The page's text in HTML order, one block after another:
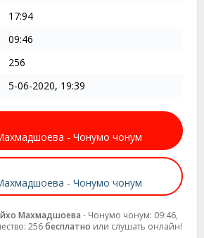
17:94
09:46
256
5-06-2020, 19:39
- Чонумо чонум
- Чонумо чонум
Махмадшоева - Чонумо чонум: 09:46,
256бесплатно или слушать онлайн!